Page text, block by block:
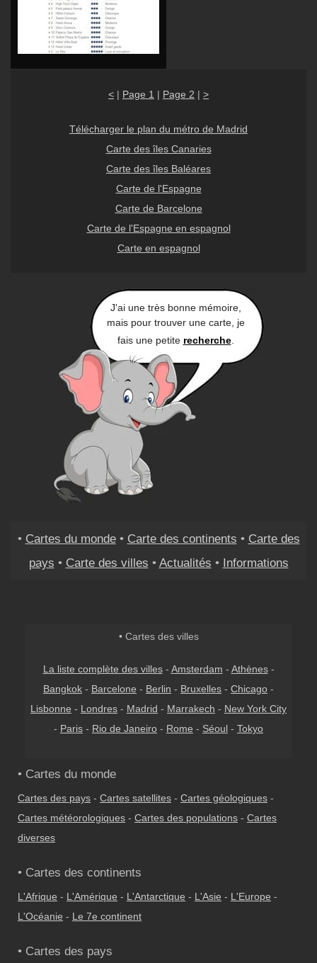
< | Page 1 | Page 2 | >
Télécharger le plan du métro de Madrid
Carte des îles Canaries
Carte des îles Baléares
Carte de l'Espagne
Carte de Barcelone
Carte de l'Espagne en espagnol
Carte en espagnol
J'ai une très bonne mémoire,
mais pour trouver une carte, je
fais une petite recherche.
• Cartes du monde• Carte des continents • Carte des
pays • Carte des villes • Actualités • Informations
• Cartes des villes
La liste complète des villes- Amsterdam - Athènes-
Bangkok - Barcelone - Berlin - Bruxelles - Chicago -
Lisbonne - Londres - Madrid - Marrakech - New York City
- Paris - Rio de Janeiro - Rome - Séoul - Tokyo
• Cartes du monde
Cartes des pays - Cartes satellites - Cartes géologiques -
Cartes météorologiques - Cartes des populations - Cartes
diverses
• Cartes des continents
L'Afrique - L'Amérique - L'Antarctique - L'Asie - L'Europe -
L'Océanie - Le 7e continent
• Cartes des pays